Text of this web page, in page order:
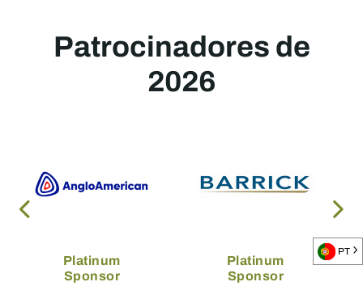
Patrocinadores de
2026
Platinum
Sponsor
Platinum
Sponsor
PT